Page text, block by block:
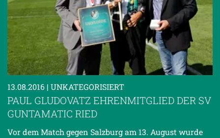
13.08.2016 | UNKATEGORISIERT
PAUL GLUDOVATZ EHRENMITGLIED DER SV
GUNTAMATIC RIED
Vor dem Match gegen Salzburg am 13. August wurde